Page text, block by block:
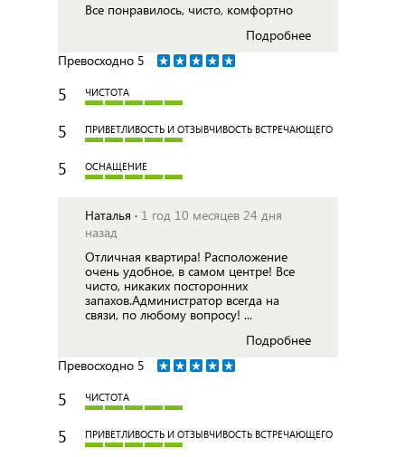
Все понравилось, чисто, комфортно
Подробнее
Превосходно 5
5 ЧИСТОТА
5 ПРИВЕТЛИВОСТЬ И ОТЗЫВЧИВОСТЬ ВСТРЕЧАЮЩЕГО
5 ОСНАЩЕНИЕ
Наталья · 1 год 10 месяцев 24 дня
назад
Отличная квартира! Расположение
очень удобное, в самом центре! Все
чисто, никаких посторонних
запахов.Администратор всегда на
связи, по любому вопросу! ...
Подробнее
Превосходно 5
5 ЧИСТОТА
5 ПРИВЕТЛИВОСТЬ И ОТЗЫВЧИВОСТЬ ВСТРЕЧАЮЩЕГО